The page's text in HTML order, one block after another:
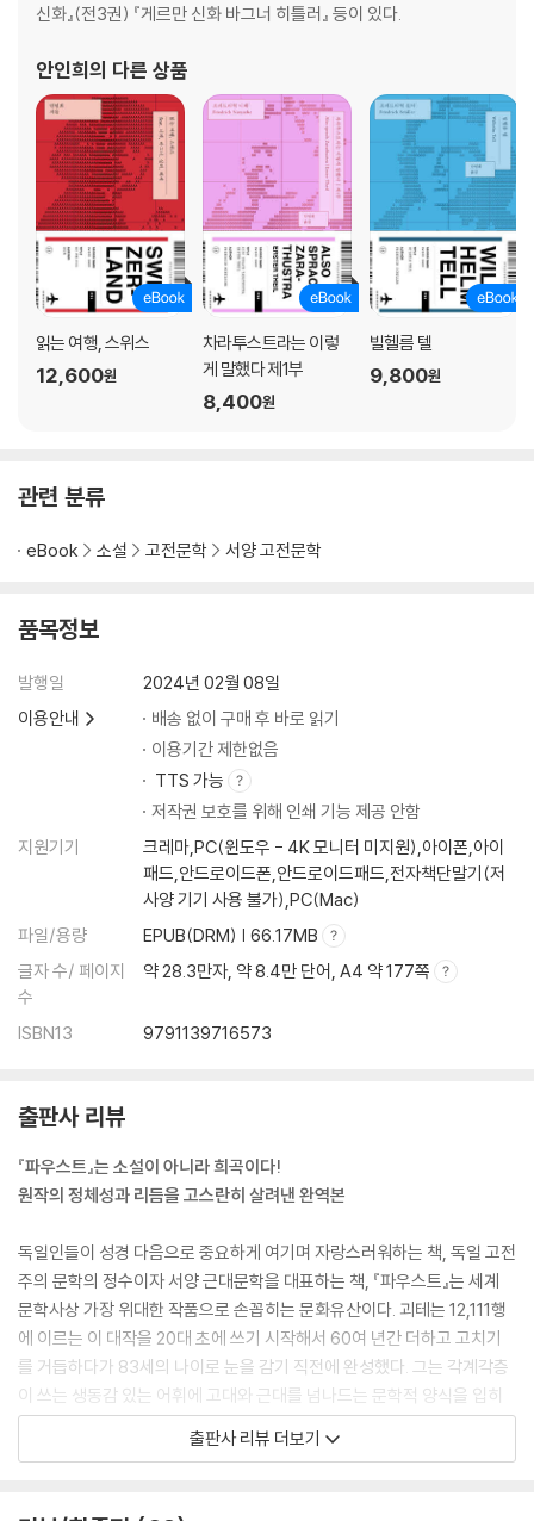
신화』(전3권) 『게르만 신화 바그너 히틀러』 등이 있다.
안인희의 다른 상품
읽는 여행, 스위스
12,600원
차라투스트라는 이렇
게 말했다 제1부
8,400원
빌헬름 텔
9,800원
관련 분류
eBook 소설 고전문학 서양 고전문학
품목정보
발행일
2024년 02월 08일
이용안내
배송 없이 구매 후 바로 읽기
이용기간 제한없음
TTS 가능
저작권 보호를 위해 인쇄 기능 제공 안함
지원기기
크레마,PC(윈도우 - 4K 모니터 미지원),아이폰,아이
패드,안드로이드폰,안드로이드패드,전자책단말기(저
사양 기기 사용 불가),PC(Mac)
파일/용량
EPUB(DRM) | 66.17MB
글자 수/ 페이지
수
약 28.3만자, 약 8.4만 단어, A4 약 177쪽
ISBN13 9791139716573
출판사 리뷰
『파우스트』는 소설이 아니라 희곡이다!
원작의 정체성과 리듬을 고스란히 살려낸 완역본
독일인들이 성경 다음으로 중요하게 여기며 자랑스러워하는 책, 독일 고전
주의 문학의 정수이자 서양 근대문학을 대표하는 책, 『파우스트』는 세계
문학사상 가장 위대한 작품으로 손꼽히는 문화유산이다. 괴테는 12,111행
에 이르는 이 대작을 20대 초에 쓰기 시작해서 60여 년간 더하고 고치기
를 거듭하다가 83세의 나이로 눈을 감기 직전에 완성했다. 그는 각계각층
이 쓰는 생동감 있는 어휘에 고대와 근대를 넘나드는 문학적 양식을 입히
고, 그리스·로마 신화, 민간설화, 철학 사상을 담아서 인류사에 길이 남을
드라마를 창조했다. 이 작품에는 중세 봉건사회에서 근대 시민사회로 넘어
출판사 리뷰 더보기